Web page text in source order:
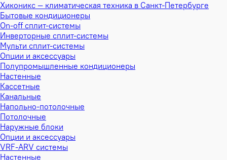
Хиконикс — климатическая техника в Санкт-Петербурге
Бытовые кондиционеры
On-off сплит-системы
Инверторные сплит-системы
Мульти сплит-системы
Опции и аксессуары
Полупромышленные кондиционеры
Настенные
Кассетные
Канальные
Напольно-потолочные
Потолочные
Наружные блоки
Опции и аксессуары
VRF-ARV системы
Настенные